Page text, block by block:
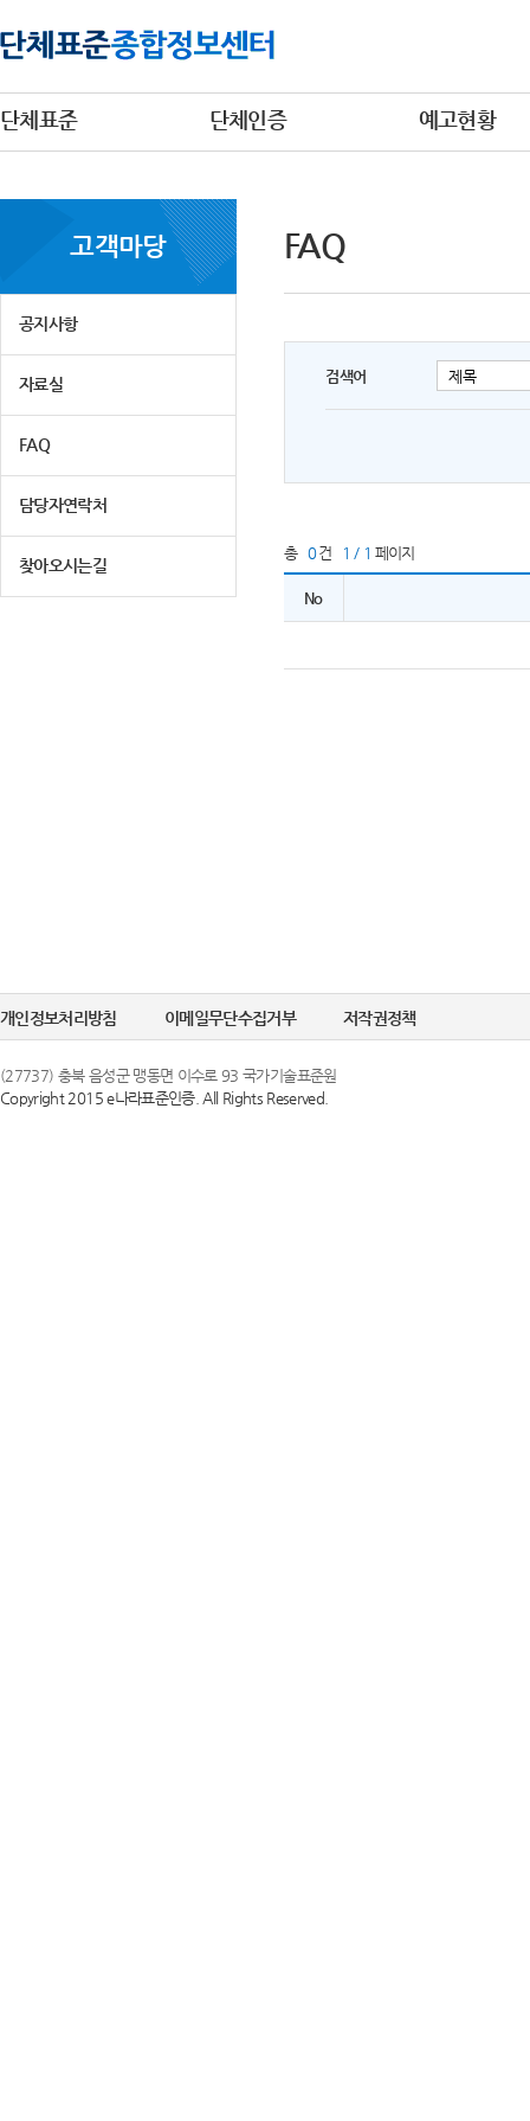
단체표준 단체인증 예고현황
고객마당
공지사항
자료실
FAQ
담당자연락처
찾아오시는길
FAQ
검색어
총 0건 1 / 1 페이지
No
개인정보처리방침 이메일무단수집거부 저작권정책
(27737) 충북 음성군 맹동면 이수로 93 국가기술표준원
Copyright 2015 e나라표준인증. All Rights Reserved.